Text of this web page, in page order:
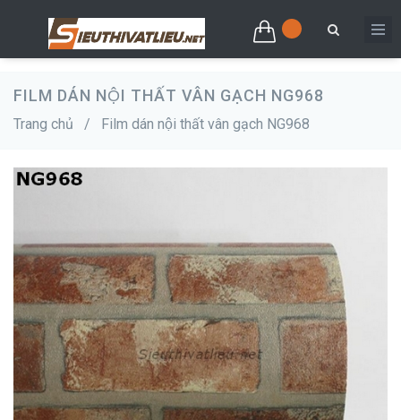
FILM DÁN NỘI THẤT VÂN GẠCH NG968
Trang chủ / Film dán nội thất vân gạch NG968